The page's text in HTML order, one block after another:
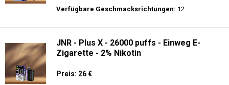
Verfügbare Geschmacksrichtungen: 12
JNR - Plus X - 26000 puffs - Einweg E-
Zigarette - 2% Nikotin
Preis: 26 €